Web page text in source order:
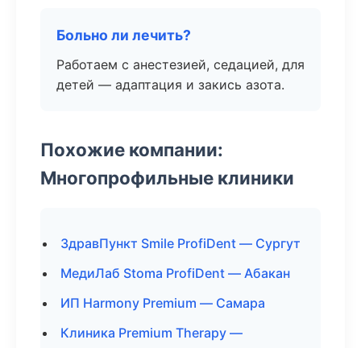
Больно ли лечить?
Работаем с анестезией, седацией, для
детей — адаптация и закись азота.
Похожие компании:
Многопрофильные клиники
ЗдравПункт Smile ProfiDent — Сургут
МедиЛаб Stoma ProfiDent — Абакан
ИП Harmony Premium — Самара
Клиника Premium Therapy —